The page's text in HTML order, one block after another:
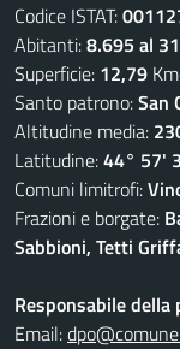
Codice ISTAT:
Abitanti:8.695 al
Superficie: 12,79
Santo patrono:San
Altitudine media:
Latitudine:44° 57'
Comuni limitrofi:
Frazioni e borgate:
Sabbioni, Tetti
Responsabile della
Email: